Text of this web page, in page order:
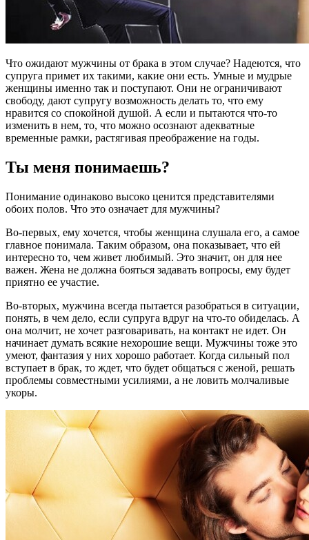
Что ожидают мужчины от брака в этом случае? Надеются, что
супруга примет их такими, какие они есть. Умные и мудрые
женщины именно так и поступают. Они не ограничивают
свободу, дают супругу возможность делать то, что ему
нравится со спокойной душой. А если и пытаются что-то
изменить в нем, то, что можно осознают адекватные
временные рамки, растягивая преображение на годы.
Ты меня понимаешь?
Понимание одинаково высоко ценится представителями
обоих полов. Что это означает для мужчины?
Во-первых, ему хочется, чтобы женщина слушала его, а самое
главное понимала. Таким образом, она показывает, что ей
интересно то, чем живет любимый. Это значит, он для нее
важен. Жена не должна бояться задавать вопросы, ему будет
приятно ее участие.
Во-вторых, мужчина всегда пытается разобраться в ситуации,
понять, в чем дело, если супруга вдруг на что-то обиделась. А
она молчит, не хочет разговаривать, на контакт не идет. Он
начинает думать всякие нехорошие вещи. Мужчины тоже это
умеют, фантазия у них хорошо работает. Когда сильный пол
вступает в брак, то ждет, что будет общаться с женой, решать
проблемы совместными усилиями, а не ловить молчаливые
укоры.